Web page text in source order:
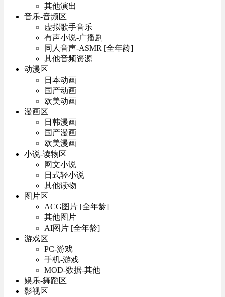
其他演出
音乐-音频区
虚拟歌手音乐
有声小说-广播剧
同人音声-ASMR [全年龄]
其他音频资源
动漫区
日本动画
国产动画
欧美动画
漫画区
日韩漫画
国产漫画
欧美漫画
小说-读物区
网文小说
日式轻小说
其他读物
图片区
ACG图片 [全年龄]
其他图片
AI图片 [全年龄]
游戏区
PC-游戏
手机-游戏
MOD-数据-其他
娱乐-舞蹈区
影视区